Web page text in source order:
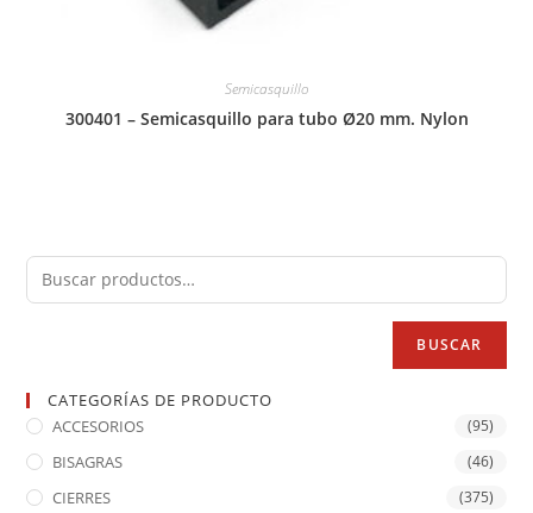
Semicasquillo
300401 – Semicasquillo para tubo Ø20 mm. Nylon
BUSCAR
CATEGORÍAS DE PRODUCTO
ACCESORIOS
(95)
BISAGRAS (46)
CIERRES (375)